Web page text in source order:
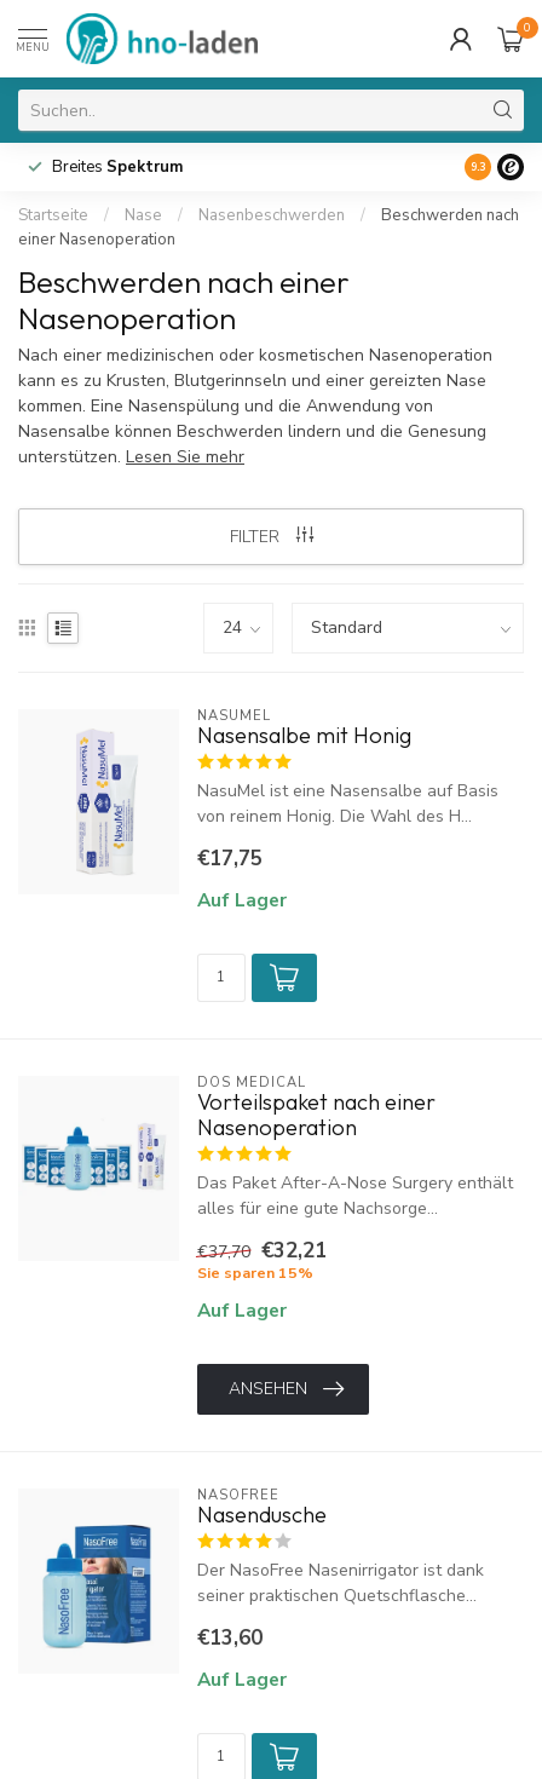
MENU
0
Breites Spektrum 9.3
Startseite / Nase / Nasenbeschwerden /
Beschwerden nach
einer Nasenoperation
Beschwerden nach einer
Nasenoperation
Nach einer medizinischen oder kosmetischen Nasenoperation
kann es zu Krusten, Blutgerinnseln und einer gereizten Nase
kommen. Eine Nasenspülung und die Anwendung von
Nasensalbe können Beschwerden lindern und die Genesung
unterstützen. Lesen Sie mehr
FILTER
NASUMEL
Nasensalbe mit Honig
NasuMel ist eine Nasensalbe auf Basis
von reinem Honig. Die Wahl des H...
€17,75
Auf Lager
DOS MEDICAL
Vorteilspaket nach einer
Nasenoperation
Das Paket After-A-Nose Surgery enthält
alles für eine gute Nachsorge...
€37,70 €32,21
Sie sparen 15%
Auf Lager
ANSEHEN
NASOFREE
Nasendusche
Der NasoFree Nasenirrigator ist dank
seiner praktischen Quetschflasche...
€13,60
Auf Lager